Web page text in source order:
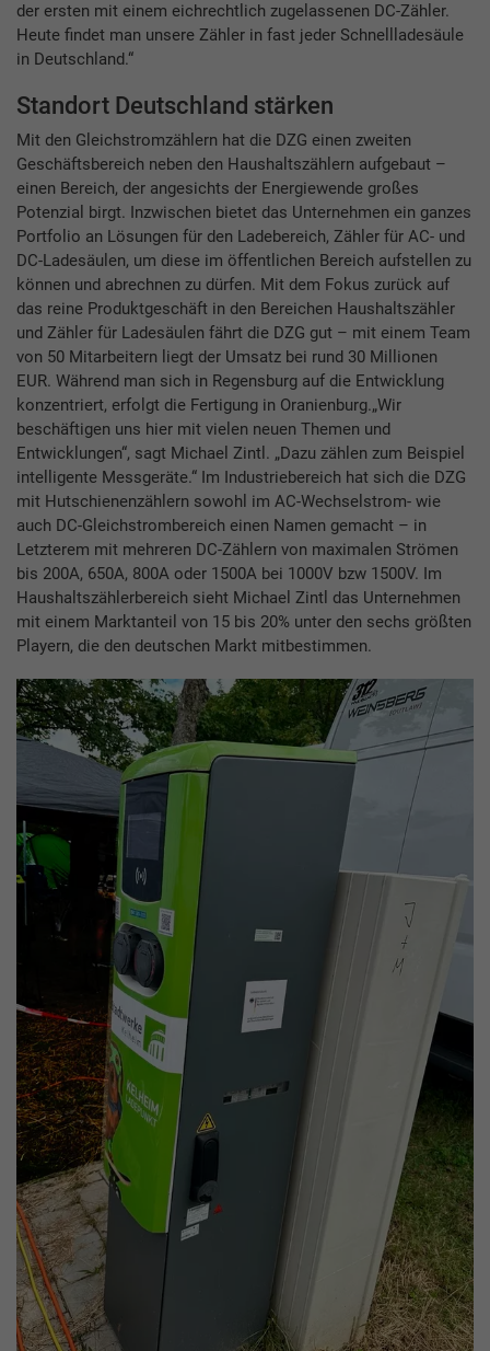
der ersten mit einem eichrechtlich zugelassenen DC-Zähler.
Heute findet man unsere Zähler in fast jeder Schnellladesäule
in Deutschland.“
Standort Deutschland stärken
Mit den Gleichstromzählern hat die DZG einen zweiten
Geschäftsbereich neben den Haushaltszählern aufgebaut –
einen Bereich, der angesichts der Energiewende großes
Potenzial birgt. Inzwischen bietet das Unternehmen ein ganzes
Portfolio an Lösungen für den Ladebereich, Zähler für AC- und
DC-Ladesäulen, um diese im öffentlichen Bereich aufstellen zu
können und abrechnen zu dürfen. Mit dem Fokus zurück auf
das reine Produktgeschäft in den Bereichen Haushaltszähler
und Zähler für Ladesäulen fährt die DZG gut – mit einem Team
von 50 Mitarbeitern liegt der Umsatz bei rund 30 Millionen
EUR. Während man sich in Regensburg auf die Entwicklung
konzentriert, erfolgt die Fertigung in Oranienburg.„Wir
beschäftigen uns hier mit vielen neuen Themen und
Entwicklungen“, sagt Michael Zintl. „Dazu zählen zum Beispiel
intelligente Messgeräte.“ Im Industriebereich hat sich die DZG
mit Hutschienenzählern sowohl im AC-Wechselstrom- wie
auch DC-Gleichstrombereich einen Namen gemacht – in
Letzterem mit mehreren DC-Zählern von maximalen Strömen
bis 200A, 650A, 800A oder 1500A bei 1000V bzw 1500V. Im
Haushaltszählerbereich sieht Michael Zintl das Unternehmen
mit einem Marktanteil von 15 bis 20% unter den sechs größten
Playern, die den deutschen Markt mitbestimmen.